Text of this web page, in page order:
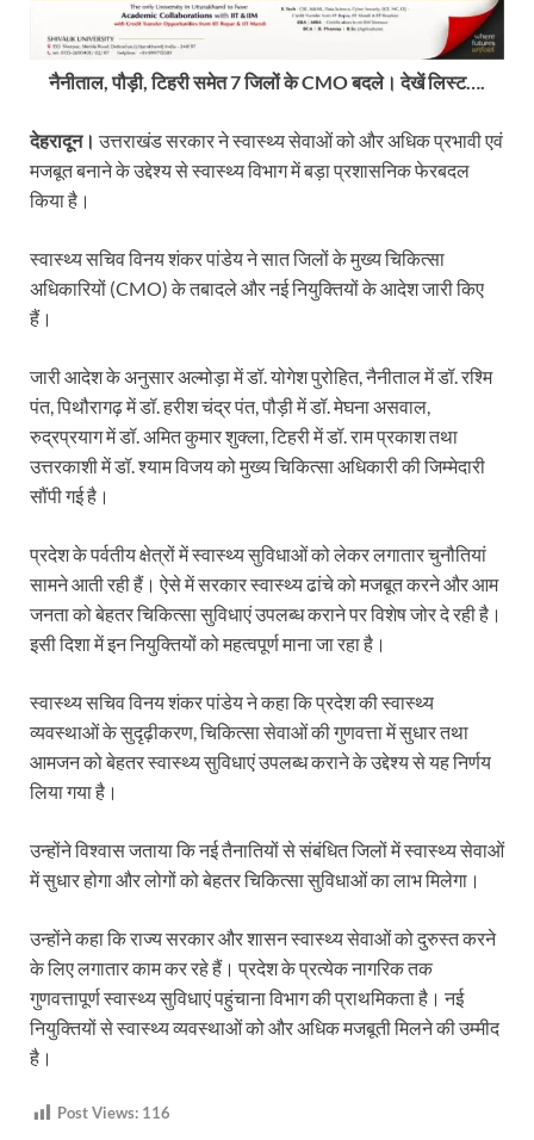
नैनीताल, पौड़ी, टिहरी समेत 7 जिलों के CMO बदले। देखें लिस्ट….
देहरादून। उत्तराखंड सरकार ने स्वास्थ्य सेवाओं को और अधिक प्रभावी एवं
मजबूत बनाने के उद्देश्य से स्वास्थ्य विभाग में बड़ा प्रशासनिक फेरबदल
किया है।
स्वास्थ्य सचिव विनय शंकर पांडेय ने सात जिलों के मुख्य चिकित्सा
अधिकारियों (CMO) के तबादले और नई नियुक्तियों के आदेश जारी किए
हैं।
जारी आदेश के अनुसार अल्मोड़ा में डॉ. योगेश पुरोहित, नैनीताल में डॉ. रश्मि
पंत, पिथौरागढ़ में डॉ. हरीश चंद्र पंत, पौड़ी में डॉ. मेघना असवाल,
रुद्रप्रयाग में डॉ. अमित कुमार शुक्ला, टिहरी में डॉ. राम प्रकाश तथा
उत्तरकाशी में डॉ. श्याम विजय को मुख्य चिकित्सा अधिकारी की जिम्मेदारी
सौंपी गई है।
प्रदेश के पर्वतीय क्षेत्रों में स्वास्थ्य सुविधाओं को लेकर लगातार चुनौतियां
सामने आती रही हैं। ऐसे में सरकार स्वास्थ्य ढांचे को मजबूत करने और आम
जनता को बेहतर चिकित्सा सुविधाएं उपलब्ध कराने पर विशेष जोर दे रही है।
इसी दिशा में इन नियुक्तियों को महत्वपूर्ण माना जा रहा है।
स्वास्थ्य सचिव विनय शंकर पांडेय ने कहा कि प्रदेश की स्वास्थ्य
व्यवस्थाओं के सुदृढ़ीकरण, चिकित्सा सेवाओं की गुणवत्ता में सुधार तथा
आमजन को बेहतर स्वास्थ्य सुविधाएं उपलब्ध कराने के उद्देश्य से यह निर्णय
लिया गया है।
उन्होंने विश्वास जताया कि नई तैनातियों से संबंधित जिलों में स्वास्थ्य सेवाओं
में सुधार होगा और लोगों को बेहतर चिकित्सा सुविधाओं का लाभ मिलेगा।
उन्होंने कहा कि राज्य सरकार और शासन स्वास्थ्य सेवाओं को दुरुस्त करने
के लिए लगातार काम कर रहे हैं। प्रदेश के प्रत्येक नागरिक तक
गुणवत्तापूर्ण स्वास्थ्य सुविधाएं पहुंचाना विभाग की प्राथमिकता है। नई
नियुक्तियों से स्वास्थ्य व्यवस्थाओं को और अधिक मजबूती मिलने की उम्मीद
है।
Post Views: 116